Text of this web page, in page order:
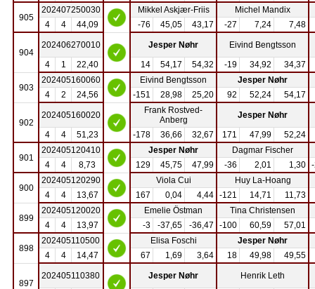
905
202407250030 Mikkel Askjær-Friis
Michel Mandix
4
4 44,09 -76 45,05 43,17 -27 7,24 7,48
904
202406270010 Jesper Nøhr
Eivind Bengtsson
4
1 22,40 14 54,17 54,32 -19 34,92 34,37
903
202405160060 Eivind Bengtsson
Jesper Nøhr
4
2 24,56 -151 28,98 25,20 92 52,24 54,17
902
202405160020
Frank Rostved-
Anberg
Jesper Nøhr
4
4 51,23 -178 36,66 32,67 171 47,99 52,24
901
202405120410 Jesper Nøhr
Dagmar Fischer
4
4 8,73 129 45,75 47,99 -36 2,01 1,30
900
202405120290 Viola Cui
Huy La-Hoang
4
4 13,67 167 0,04 4,44 -121 14,71 11,73
899
202405120020 Emelie Östman
Tina Christensen
4
4 13,97 -3 -37,65 -36,47 -100 60,59 57,01
898
202405110500 Elisa Foschi
Jesper Nøhr
4
4 14,47 67 1,69 3,64 18 49,98 49,55
897
202405110380 Jesper Nøhr
Henrik Leth